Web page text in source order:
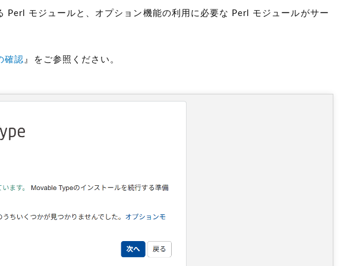
モジュールと、オプション機能の利用に必要な Perl モジュールがサー
確認 』をご参照ください。